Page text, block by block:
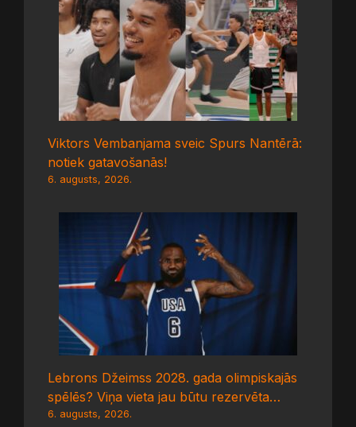
Viktors Vembanjama sveic Spurs Nantērā:
notiek gatavošanās!
6. augusts, 2026.
Lebrons Džeimss 2028. gada olimpiskajās
spēlēs? Viņa vieta jau būtu rezervēta…
6. augusts, 2026.